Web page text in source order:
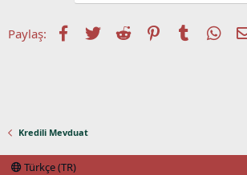
Paylaş: Facebook
TwitterReddit PinterestTumblr
Kredili Mevduat
Türkçe (TR)